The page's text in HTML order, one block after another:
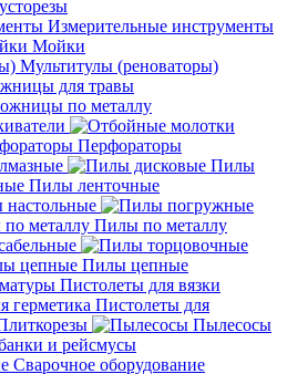
Измерительные инструменты
Мойки
Мультитулы (реноваторы)
для травы
по металлу
Перфораторы
Пилы
Пилы ленточные
Пилы по металлу
Пилы цепные
Пистолеты для вязки
Пистолеты для
Пылесосы
и рейсмусы
Сварочное оборудование